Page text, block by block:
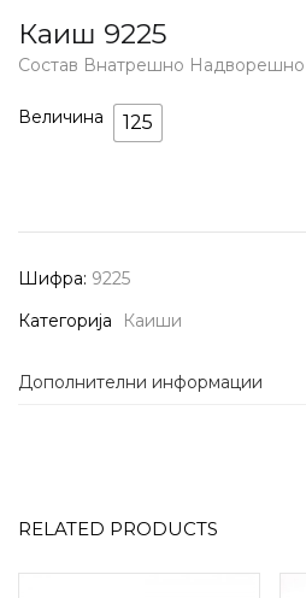
Каиш 9225
Попуст:
350 ден.
Состав Внатрешно
Величина 125
Шифра: 9225
Категорија
Каиши
Дополнителни информации
RELATED PRODUCTS